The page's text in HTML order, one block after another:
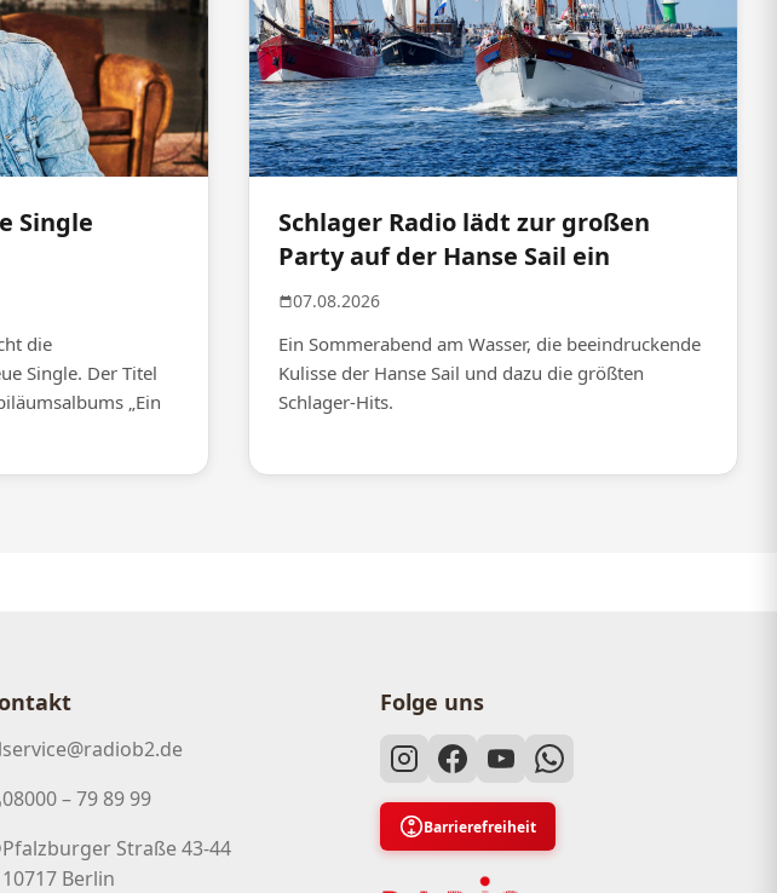
Single
die
Single. Der Titel
„Ein
Schlager Radio lädt zur großen
Party auf der Hanse Sail ein
07.08.2026
Ein Sommerabend am Wasser, die beeindruckende
Kulisse der Hanse Sail und dazu die größten
Schlager-Hits.
service@radiob2.de
08000 – 79 89 99
Pfalzburger Straße 43-44
10717 Berlin
Folge uns
Barrierefreiheit